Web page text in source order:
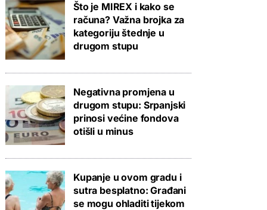
Što je MIREX i kako se
računa? Važna brojka za
kategoriju štednje u
drugom stupu
Negativna promjena u
drugom stupu: Srpanjski
prinosi većine fondova
otišli u minus
Kupanje u ovom gradu i
sutra besplatno: Građani
se mogu ohladiti tijekom